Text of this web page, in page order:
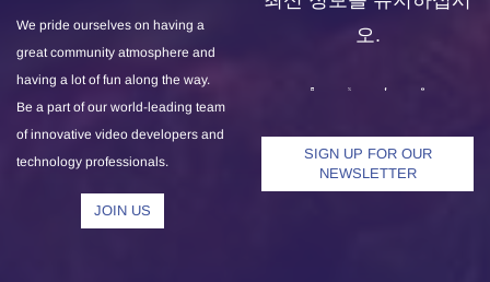
We pride ourselves on having a
great community atmosphere and
having a lot of fun along the way.
Be a part of our world-leading team
of innovative video developers and
technology professionals.
JOIN US
오.
SIGN UP FOR OUR
NEWSLETTER